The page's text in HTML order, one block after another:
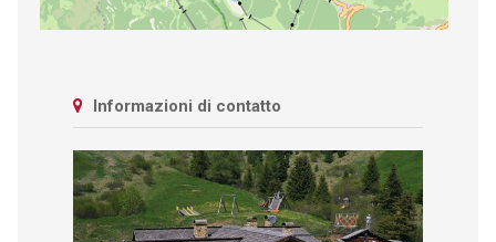
Informazioni di contatto